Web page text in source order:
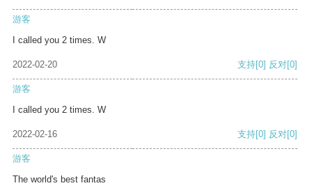
游客
I called you 2 times. W
2022-02-20 支持[0] 反对[0]
游客
I called you 2 times. W
2022-02-16 支持[0] 反对[0]
游客
The world's best fantas